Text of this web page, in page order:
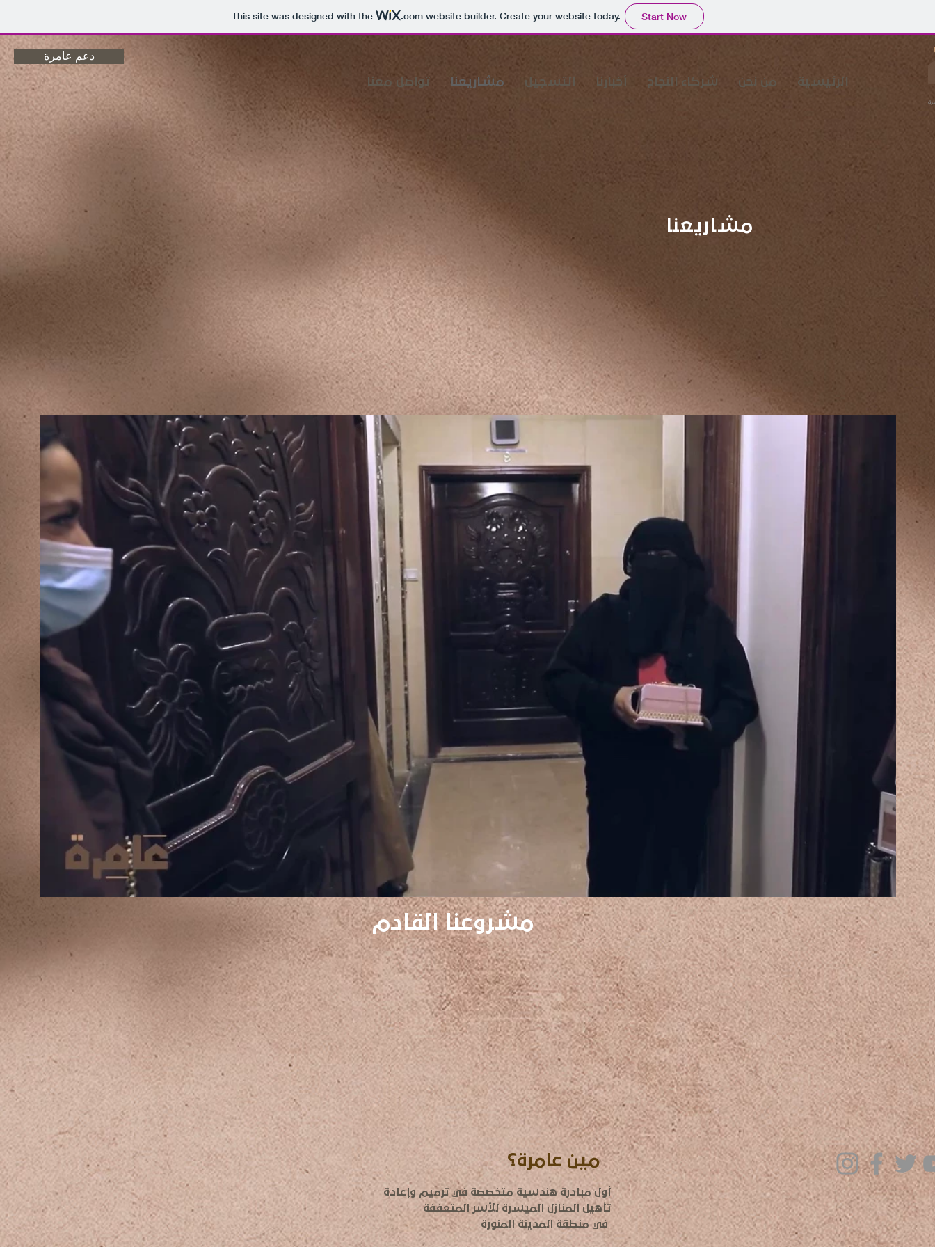
This site was designed with the .comwebsite builder. Create your website today. Start Now
دعم عامرة
الرئيسية من نحن شركاء النجاح أخبارنا التسجيل مشاريعنا تواصل معنا
مشاريعنا
مشروعنا القادم
مين عامرة؟
أول مبادرة هندسية متخصصة في ترميم وإعادة
تأهيل المنازل الميسرة للأسر المتعففة